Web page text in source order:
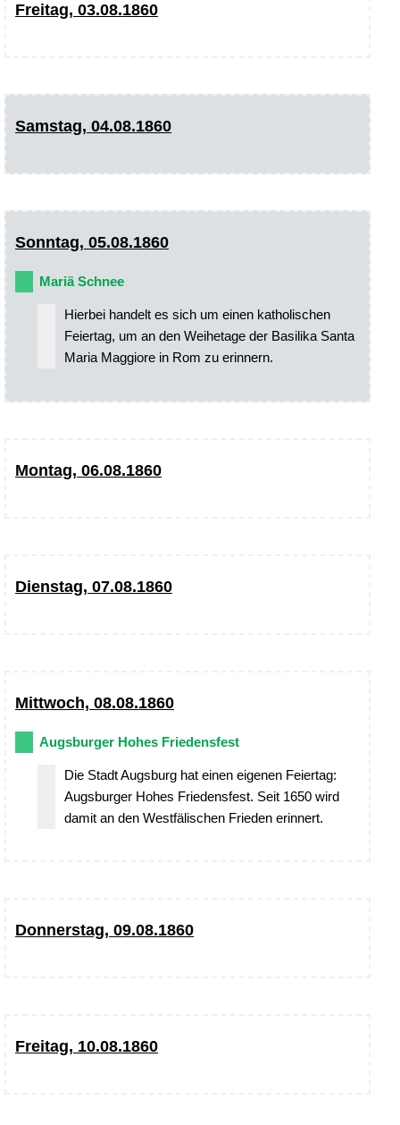
Freitag, 03.08.1860
Samstag, 04.08.1860
Sonntag, 05.08.1860
Mariä Schnee
Hierbei handelt es sich um einen katholischen
Feiertag, um an den Weihetage der Basilika Santa
Maria Maggiore in Rom zu erinnern.
Montag, 06.08.1860
Dienstag, 07.08.1860
Mittwoch, 08.08.1860
Augsburger Hohes Friedensfest
Die Stadt Augsburg hat einen eigenen Feiertag:
Augsburger Hohes Friedensfest. Seit 1650 wird
damit an den Westfälischen Frieden erinnert.
Donnerstag, 09.08.1860
Freitag, 10.08.1860